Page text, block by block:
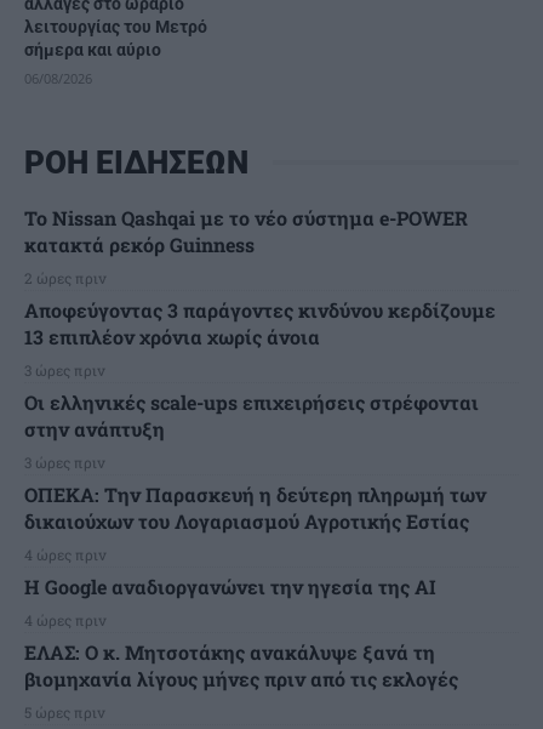
λειτουργίας του Μετρό
σήμερα και αύριο
06/08/2026
ΡΟΗ ΕΙΔΗΣΕΩΝ
Το Nissan Qashqai με το νέο σύστημα e-POWER
κατακτά ρεκόρ Guinness
2 ώρες πριν
Αποφεύγοντας 3 παράγοντες κινδύνου κερδίζουμε
13 επιπλέον χρόνια χωρίς άνοια
3 ώρες πριν
Οι ελληνικές scale-ups επιχειρήσεις στρέφονται
στην ανάπτυξη
3 ώρες πριν
ΟΠΕΚΑ: Την Παρασκευή η δεύτερη πληρωμή των
δικαιούχων του Λογαριασμού Αγροτικής Εστίας
4 ώρες πριν
H Google αναδιοργανώνει την ηγεσία της AI
4 ώρες πριν
ΕΛΑΣ: Ο κ. Μητσοτάκης ανακάλυψε ξανά τη
βιομηχανία λίγους μήνες πριν από τις εκλογές
5 ώρες πριν